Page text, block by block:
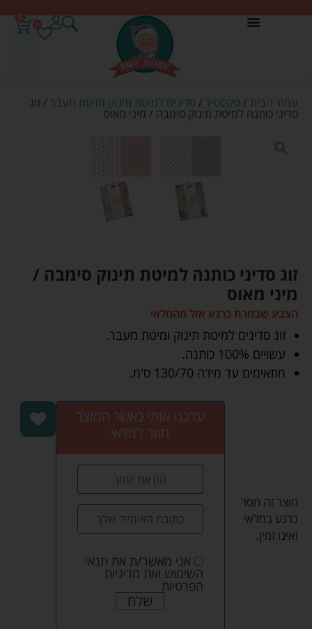
0
עמוד הבית / טקסטיל / סדינים למיטת תינוק ומיטת מעבר / זוג
סדיני כותנה למיטת תינוק סימבה / מיני מאוס
זוג סדיני כותנה למיטת תינוק סימבה /
מיני מאוס
הצבע שבחרת כרגע אזל מהמלאי
זוג סדינים למיטת תינוק ומיטת מעבר.
עשויים 100% כותנה.
מתאימים עד מידה 130/70 ס'מ.
מוצר זה חסר
כרגע במלאי
ואינו זמין.
עדכנו אותי כאשר המוצר
חוזר למלאי
אני מאשר/ת את תנאי
השימוש ואת מדיניות
הפרטיות
שלח